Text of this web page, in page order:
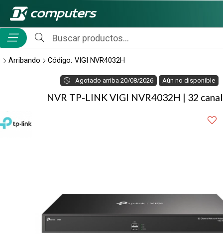
Compartir por email
Arribando Código: VIGI NVR4032H
Agotado arriba 20/08/2026 Aún no disponible
NVR TP-LINK VIGI NVR4032H | 32